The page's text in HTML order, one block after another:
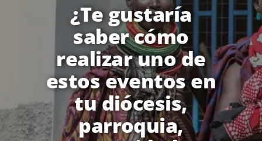
¿Te gustaría
saber cómo
realizar uno de
estos eventos en
tu diócesis,
parroquia,